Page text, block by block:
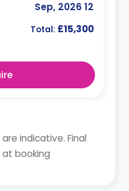
12 Sep, 2026
Total: £15,300
indicative. Final
booking.